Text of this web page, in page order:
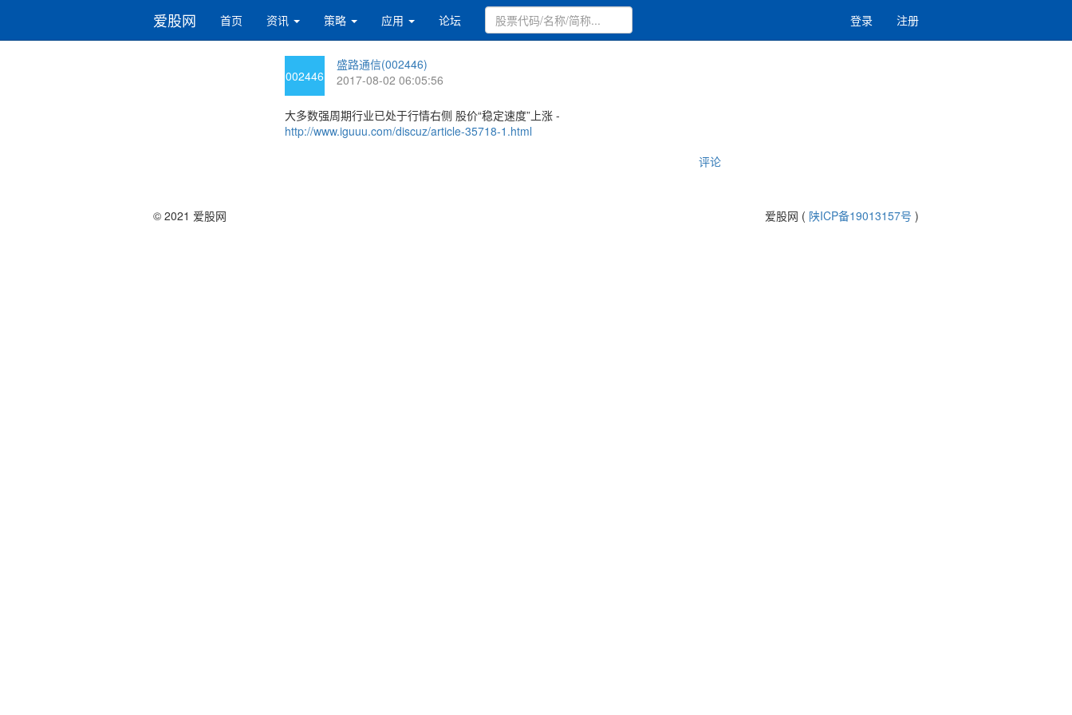
爱股网 首页 资讯 策略 应用 论坛 登录 注册
002446
盛路通信(002446)
2017-08-02 06:05:56
大多数强周期行业已处于行情右侧 股价“稳定速度”上涨 -
http://www.iguuu.com/discuz/article-35718-1.html
评论
© 2021 爱股网 爱股网 ( 陕ICP备19013157号 )